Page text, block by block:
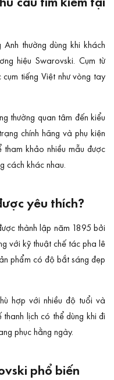
thường dùng khi khách
hiệu Swarovski. Cụm từ
tiếng Việt như vòng tay
thường quan tâm đến kiểu
chính hãng và phụ kiện
tham khảo nhiều mẫu được
cách khác nhau.
yêu thích?
thành lập năm 1895 bởi
với kỹ thuật chế tác pha lê
phẩm có độ bắt sáng đẹp
hợp với nhiều độ tuổi và
lịch có thể dùng khi đi
phục hằng ngày.
phổ biến